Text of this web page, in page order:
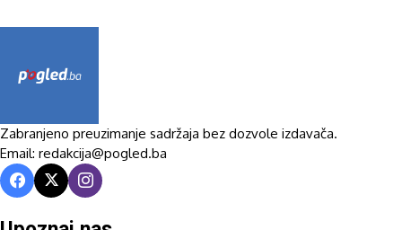
Zabranjeno preuzimanje sadržaja bez dozvole izdavača.
Email: redakcija@pogled.ba